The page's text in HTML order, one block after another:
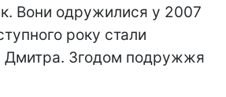
Вони одружилися у 2007
року стали
Дмитра. Згодом подружжя